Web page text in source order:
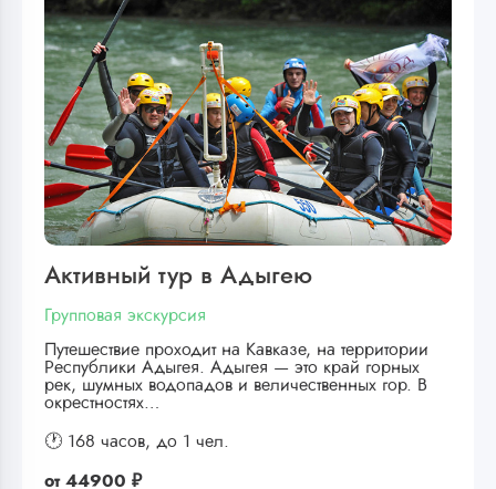
Активный тур в Адыгею
Групповая экскурсия
Путешествие проходит на Кавказе, на территории
Республики Адыгея. Адыгея — это край горных
рек, шумных водопадов и величественных гор. В
окрестностях…
🕐 168 часов, до 1 чел.
от 44900 ₽